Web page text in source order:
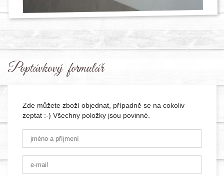
Poptávkový formulář
Zde můžete zboží objednat, případně se na cokoliv
zeptat :-) Všechny položky jsou povinné.